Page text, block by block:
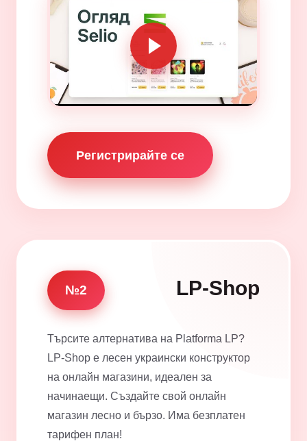
Регистрирайте се
№2 LP-Shop
Търсите алтернатива на Platforma LP?
LP-Shop е лесен украински конструктор
на онлайн магазини, идеален за
начинаещи. Създайте свой онлайн
магазин лесно и бързо. Има безплатен
тарифен план!